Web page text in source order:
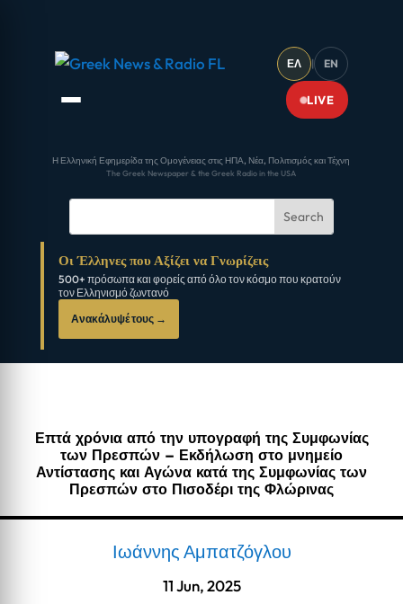
ΕΛ | EN
LIVE
Η Ελληνική Εφημερίδα της Ομογένειας στις ΗΠΑ, Νέα, Πολιτισμός και Τέχνη
The Greek Newspaper & the Greek Radio in the USA
Οι Έλληνες που Αξίζει να Γνωρίζεις
500+ πρόσωπα και φορείς από όλο τον κόσμο που κρατούν
τον Ελληνισμό ζωντανό
Ανακάλυψέ τους →
Επτά χρόνια από την υπογραφή της Συμφωνίας
των Πρεσπών – Εκδήλωση στο μνημείο
Αντίστασης και Αγώνα κατά της Συμφωνίας των
Πρεσπών στο Πισοδέρι της Φλώρινας
Ιωάννης Αμπατζόγλου
11 Jun, 2025